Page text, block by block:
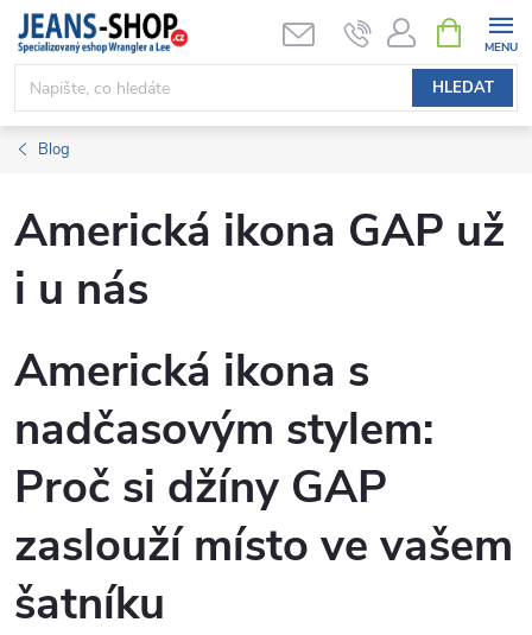
Přejít
obsah
HLEDAT
NÁKUPNÍ
KOŠÍK
Blog
Americká ikona GAP už
i u nás
Americká ikona s
nadčasovým stylem:
Proč si džíny GAP
zaslouží místo ve vašem
šatníku